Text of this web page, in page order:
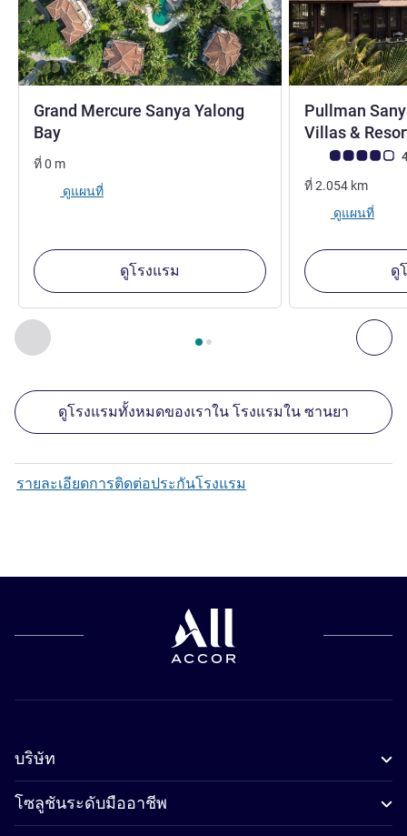
ก่อนหน้า - สถานประกอบการอื่นของเราที่อยู่ใกล้เคียง ถั
หน้า1 , สถานประกอบการอื่นของเราที่อยู่ใกล้เคียง 1 :,
Grand Mercure Sanya Yalong
Bay
ที่0 m
ดูแผนที่
ดูโรงแรม
Pullman
Villas &
คะแนนความคิดเ
ที่2.054 km
ดูแผนที่
ดู
ดูโรงแรมทั้งหมดของเราใน โรงแรมใน ซานยา
รายละเอียดการติดต่อประกันโรงแรม
บริษัท
โซลูชันระดับมืออาชีพ